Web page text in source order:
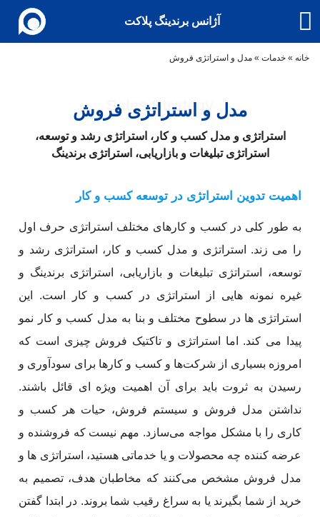
آژانس برندینگ پلاکت
خانه » خدمات » مدل و استراتژی فروش
مدل و استراتژی فروش
Sales Strategy
استراتژی و مدل کسب و کار، استراتژی رشد و توسعه،
استراتژی تبلیغات و بازاریابی، استراتژی‌ برندینگ
اهمیت تدوین استراتژی در توسعه کسب و کار
به طور کلی در کسب و کارهای مختلف استراتژی حرف اول
را می زند. استراتژی و مدل کسب و کار، استراتژی رشد و
توسعه، استراتژی تبلیغات و بازاریابی، استراتژی‌ برندینگ و
غیره نمونه ‌هایی از استراتژی در کسب و کار است. این
استراتژی ها در سطوح مختلف و بنا به مدل کسب و کار نمو
پیدا می کند. اما استراتژی و تاکتیک‌ فروش چیزی است که
امروزه بسیاری از شرکت‌ها و کسب و کارها برای سودآوری و
رسیدن به ثروت باید برای آن اهمیت ویژه ای قائل باشند.
نداشتن مدل فروش و سیستم فروش، حیات هر کسب و
کاری را با مشکل مواجه می‌سازد. مهم نیست که فروشنده و
عرضه کننده چه محصولات و یا خدماتی هستید، استراتژی ها و
مدل فروش مشخص می‌کنند که مخاطبان هدف، تصمیم به
خرید از شما بگیرند یا به‌ سراغ رقیب شما ‌بروند. در ابتدا گفتن